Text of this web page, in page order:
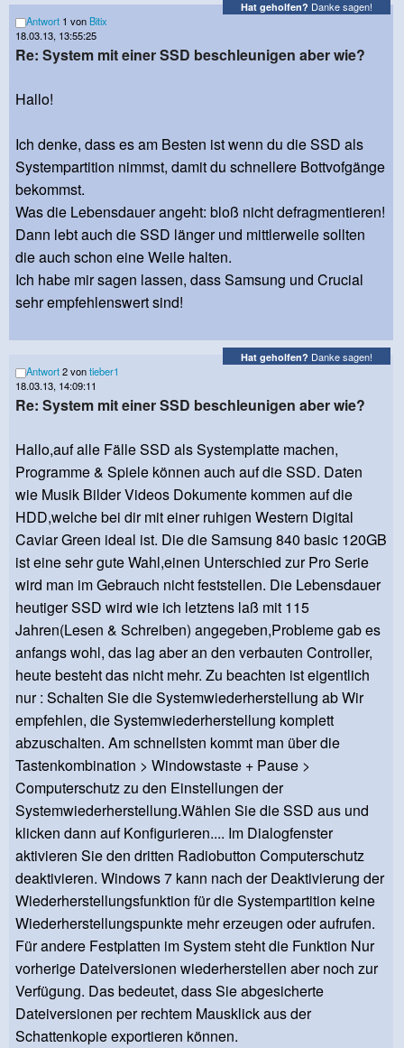
Hat geholfen? Danke sagen!
Antwort 1 von Bitix
18.03.13, 13:55:25
Re: System mit einer SSD beschleunigen aber wie?
Hallo!
Ich denke, dass es am Besten ist wenn du die SSD als
Systempartition nimmst, damit du schnellere Bottvofgänge
bekommst.
Was die Lebensdauer angeht: bloß nicht defragmentieren!
Dann lebt auch die SSD länger und mittlerweile sollten
die auch schon eine Weile halten.
Ich habe mir sagen lassen, dass Samsung und Crucial
sehr empfehlenswert sind!
Hat geholfen? Danke sagen!
Antwort2 vontieber1
18.03.13, 14:09:11
Re: System mit einer SSD beschleunigen aber wie?
Hallo,auf alle Fälle SSD als Systemplatte machen,
Programme & Spiele können auch auf die SSD. Daten
wie Musik Bilder Videos Dokumente kommen auf die
HDD,welche bei dir mit einer ruhigen Western Digital
Caviar Green ideal ist. Die die Samsung 840 basic 120GB
ist eine sehr gute Wahl,einen Unterschied zur Pro Serie
wird man im Gebrauch nicht feststellen. Die Lebensdauer
heutiger SSD wird wie ich letztens laß mit 115
Jahren(Lesen & Schreiben) angegeben,Probleme gab es
anfangs wohl, das lag aber an den verbauten Controller,
heute besteht das nicht mehr. Zu beachten ist eigentlich
nur : Schalten Sie die Systemwiederherstellung ab Wir
empfehlen, die Systemwiederherstellung komplett
abzuschalten. Am schnellsten kommt man über die
Tastenkombination > Windowstaste + Pause >
Computerschutz zu den Einstellungen der
Systemwiederherstellung.Wählen Sie die SSD aus und
klicken dann auf Konfigurieren.... Im Dialogfenster
aktivieren Sie den dritten Radiobutton Computerschutz
deaktivieren. Windows 7 kann nach der Deaktivierung der
Wiederherstellungsfunktion für die Systempartition keine
Wiederherstellungspunkte mehr erzeugen oder aufrufen.
Für andere Festplatten im System steht die Funktion Nur
vorherige Dateiversionen wiederherstellen aber noch zur
Verfügung. Das bedeutet, dass Sie abgesicherte
Dateiversionen per rechtem Mausklick aus der
Schattenkopie exportieren können.